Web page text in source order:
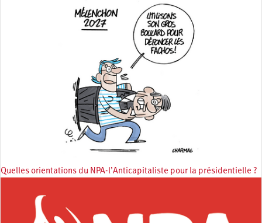
Quelles orientations du NPA-l’Anticapitaliste pour la présidentielle ?